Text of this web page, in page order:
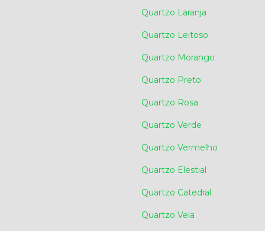
Quartzo Laranja
Quartzo Leitoso
Quartzo Morango
Quartzo Preto
Quartzo Rosa
Quartzo Verde
Quartzo Vermelho
Quartzo Elestial
Quartzo Catedral
Quartzo Vela